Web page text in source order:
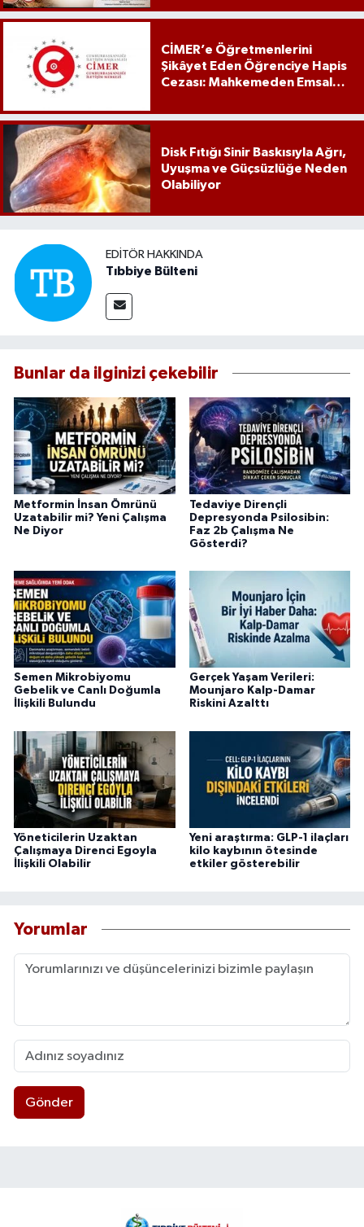
CİMER’e Öğretmenlerini
Şikâyet Eden Öğrenciye Hapis
Cezası: Mahkemeden Emsal
Disk Fıtığı Sinir Baskısıyla Ağrı,
Uyuşma ve Güçsüzlüğe Neden
Olabiliyor
EDITÖR HAKKINDA
Tıbbiye Bülteni
Bunlar da ilginizi çekebilir
Metformin İnsan Ömrünü
Uzatabilir mi? Yeni Çalışma
Ne Diyor
Tedaviye Dirençli
Depresyonda Psilosibin:
Faz 2b Çalışma Ne
Gösterdi?
Semen Mikrobiyomu
Gebelik ve Canlı Doğumla
İlişkili Bulundu
Gerçek Yaşam Verileri:
Mounjaro Kalp-Damar
Riskini Azalttı
Yöneticilerin Uzaktan
Çalışmaya Direnci Egoyla
İlişkili Olabilir
Yeni araştırma: GLP-1 ilaçları
kilo kaybının ötesinde
etkiler gösterebilir
Yorumlar
Gönder